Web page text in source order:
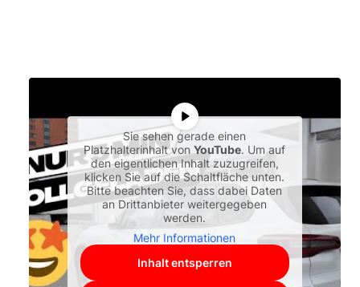
Sie sehen gerade einen
Platzhalterinhalt vonYouTube. Um auf
den eigentlichen Inhalt zuzugreifen,
klicken Sie auf die Schaltfläche unten.
Bitte beachten Sie, dass dabei Daten
an Drittanbieter weitergegeben
werden.
Mehr Informationen
Inhalt entsperren